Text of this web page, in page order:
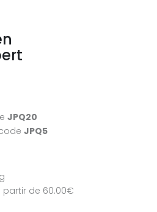
JPQ20
JPQ5
partir de 60.00€